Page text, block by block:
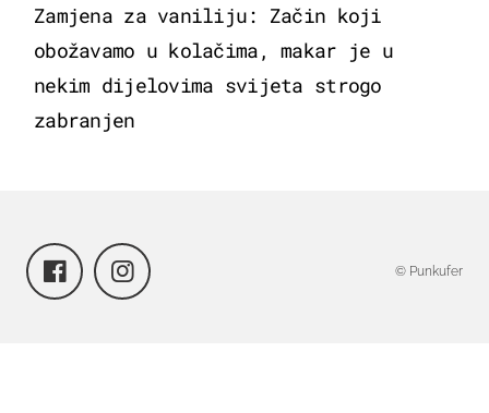
Zamjena za vaniliju: Začin koji
obožavamo u kolačima, makar je u
nekim dijelovima svijeta strogo
zabranjen
© Punkufer